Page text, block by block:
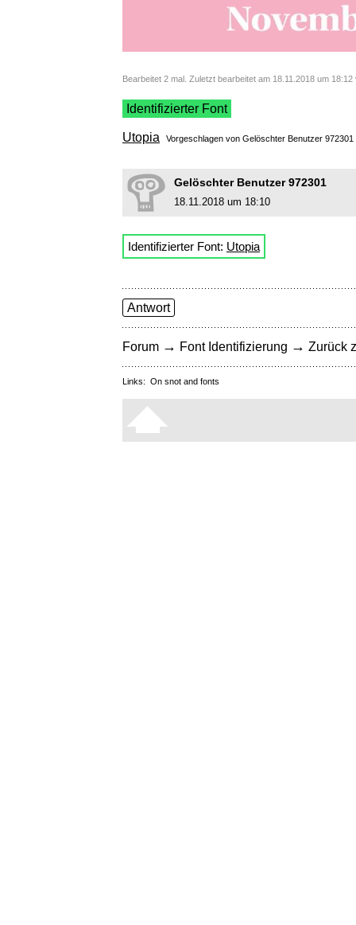
Bearbeitet 2 mal. Zuletzt bearbeitet am 18.11.2018 um
Identifizierter Font
Utopia Vorgeschlagen von Gelöschter Benutzer
Gelöschter Benutzer 972301
18.11.2018 um 18:10
Identifizierter Font: Utopia
Antwort
Forum → Font Identifizierung → Zurück
Links: On snot and fonts